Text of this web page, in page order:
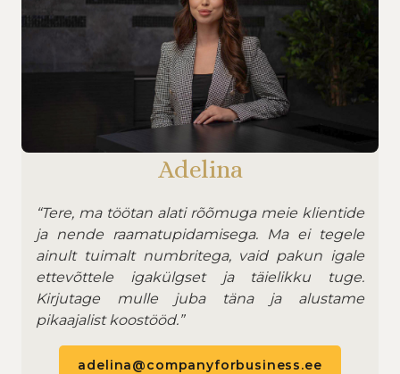
Adelina
“Tere, ma töötan alati rõõmuga meie klientide
ja nende raamatupidamisega. Ma ei tegele
ainult tuimalt numbritega, vaid pakun igale
ettevõttele igakülgset ja täielikku tuge.
Kirjutage mulle juba täna ja alustame
pikaajalist koostööd.”
adelina@companyforbusiness.ee